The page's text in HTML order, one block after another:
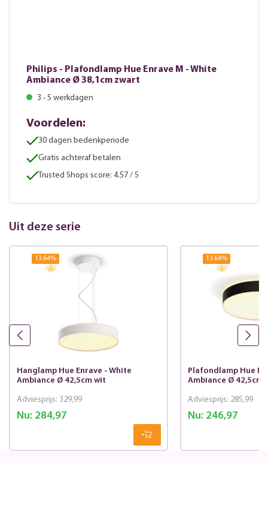
Philips - Plafondlamp Hue Enrave M - White
Ambiance Ø 38,1cm zwart
3 - 5 werkdagen
Voordelen:
30 dagen bedenkperiode
Gratis achteraf betalen
Trusted Shops score: 4.57 / 5
Uit deze serie
13.64%
Hanglamp Hue Enrave - White
Ambiance Ø 42,5cm wit
Nu:284,97
Adviesprijs: 329,99
13.64%
Plafondlamp Hue
Ambiance Ø 42,5cm
Nu:246,97
Adviesprijs: 285,99